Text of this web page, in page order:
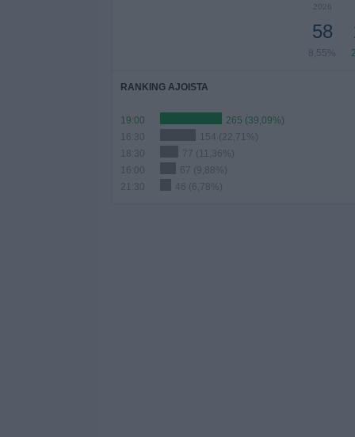
2026
58
8,55%
RANKING AJOISTA
19:00
265 (39,09%)
16:30
154 (22,71%)
18:30
77 (11,36%)
16:00
67 (9,88%)
21:30
46 (6,78%)